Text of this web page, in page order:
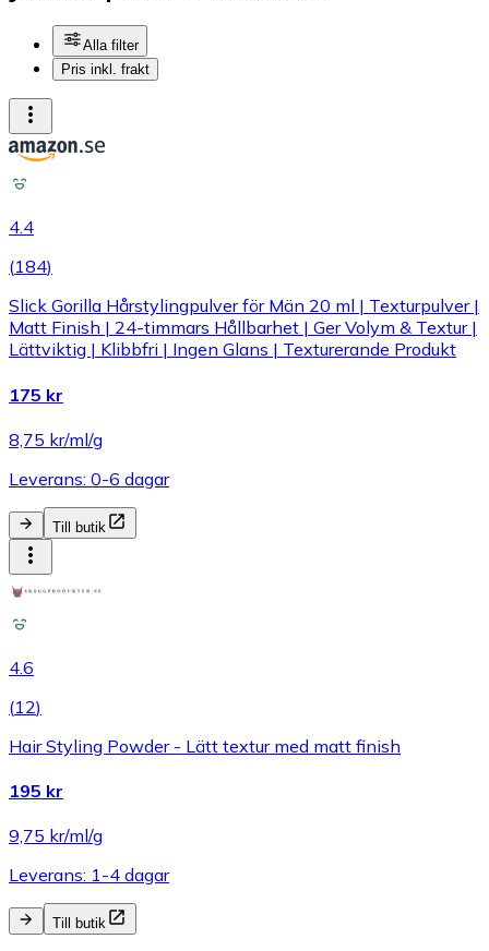
Alla filter
Pris inkl. frakt
4.4
(184)
Slick Gorilla Hårstylingpulver för Män 20 ml | Texturpulver |
Matt Finish | 24-timmars Hållbarhet | Ger Volym & Textur |
Lättviktig | Klibbfri | Ingen Glans | Texturerande Produkt
175 kr
8,75 kr/ml/g
Leverans: 0-6 dagar
Till butik
4.6
(12)
Hair Styling Powder - Lätt textur med matt finish
195 kr
9,75 kr/ml/g
Leverans: 1-4 dagar
Till butik